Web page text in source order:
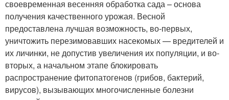
своевременная весенняя обработка сада – основа
получения качественного урожая. Весной
предоставлена лучшая возможность, во-первых,
уничтожить перезимовавших насекомых — вредителей и
их личинки, не допустив увеличения их популяции, и во-
вторых, а начальном этапе блокировать
распространение фитопатогенов (грибов, бактерий,
вирусов), вызывающих многочисленные болезни